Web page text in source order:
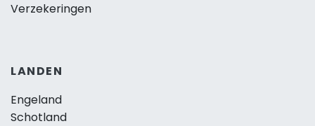
Verzekeringen
LANDEN
Engeland
Schotland